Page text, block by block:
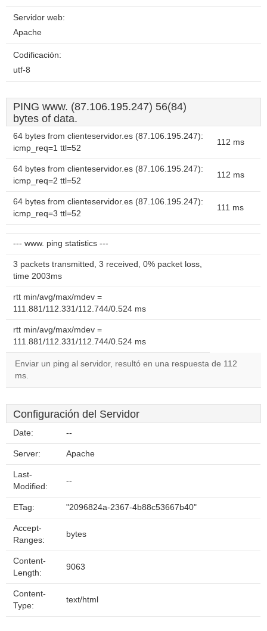
Servidor web:
Apache
Codificación:
utf-8
PING www. (87.106.195.247) 56(84)
bytes of data.
64 bytes from clienteservidor.es (87.106.195.247):
icmp_req=1 ttl=52
112 ms
64 bytes from clienteservidor.es (87.106.195.247):
icmp_req=2 ttl=52
112 ms
64 bytes from clienteservidor.es (87.106.195.247):
icmp_req=3 ttl=52
111 ms
--- www. ping statistics ---
3 packets transmitted, 3 received, 0% packet loss,
time 2003ms
rtt min/avg/max/mdev =
111.881/112.331/112.744/0.524 ms
rtt min/avg/max/mdev =
111.881/112.331/112.744/0.524 ms
Enviar un ping al servidor, resultó en una respuesta de 112
ms.
Configuración del Servidor
Date: --
Server: Apache
Last-
Modified:
--
ETag: "2096824a-2367-4b88c53667b40"
Accept-
Ranges:
bytes
Content-
Length:
9063
Content-
Type:
text/html